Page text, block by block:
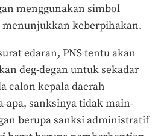
menggunakan simbol
menunjukkan keberpihakan.
edaran, PNS tentu akan
deg-degan untuk sekadar
calon kepala daerah
apa, sanksinya tidak main-
berupa sanksi administratif